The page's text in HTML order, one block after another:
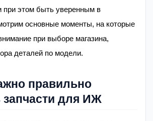
при этом быть уверенным в
основные моменты, на которые
при выборе магазина,
деталей по модели.
правильно
для ИЖ